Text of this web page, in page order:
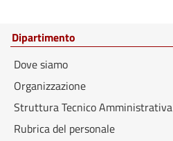
Dipartimento
Dove siamo
Organizzazione
Struttura Tecnico Amministrativa
Rubrica del personale